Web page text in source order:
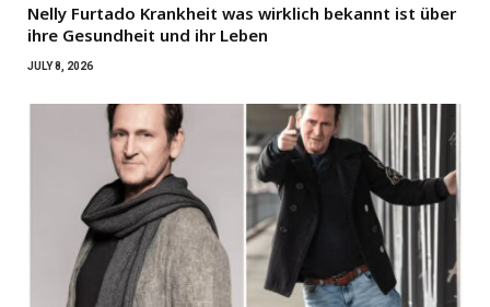
Nelly Furtado Krankheit was wirklich bekannt ist über
ihre Gesundheit und ihr Leben
JULY 8, 2026